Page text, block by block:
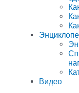
Видео